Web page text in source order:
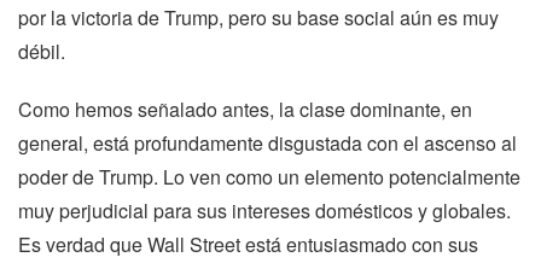
por la victoria de Trump, pero su base social aún es muy
débil.
Como hemos señalado antes, la clase dominante, en
general, está profundamente disgustada con el ascenso al
poder de Trump. Lo ven como un elemento potencialmente
muy perjudicial para sus intereses domésticos y globales.
Es verdad que Wall Street está entusiasmado con sus